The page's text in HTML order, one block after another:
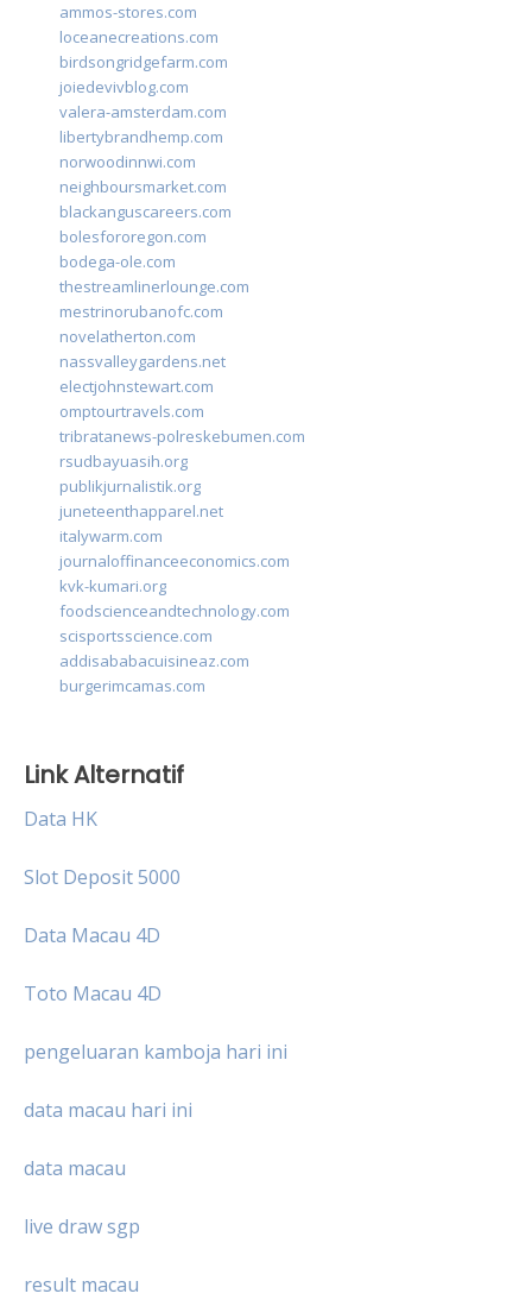
ammos-stores.com
loceanecreations.com
birdsongridgefarm.com
joiedevivblog.com
valera-amsterdam.com
libertybrandhemp.com
norwoodinnwi.com
neighboursmarket.com
blackanguscareers.com
bolesfororegon.com
bodega-ole.com
thestreamlinerlounge.com
mestrinorubanofc.com
novelatherton.com
nassvalleygardens.net
electjohnstewart.com
omptourtravels.com
tribratanews-polreskebumen.com
rsudbayuasih.org
publikjurnalistik.org
juneteenthapparel.net
italywarm.com
journaloffinanceeconomics.com
kvk-kumari.org
foodscienceandtechnology.com
scisportsscience.com
addisababacuisineaz.com
burgerimcamas.com
Link Alternatif
Data HK
Slot Deposit 5000
Data Macau 4D
Toto Macau 4D
pengeluaran kamboja hari ini
data macau hari ini
data macau
live draw sgp
result macau